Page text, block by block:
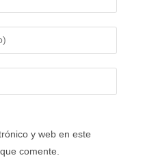
y web en este
comente.